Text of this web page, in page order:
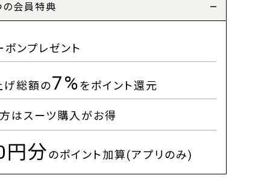
の会員特典
ポンプレゼント
げ総額の7%をポイント還元
はスーツ購入がお得
円分のポイント加算(アプリのみ)